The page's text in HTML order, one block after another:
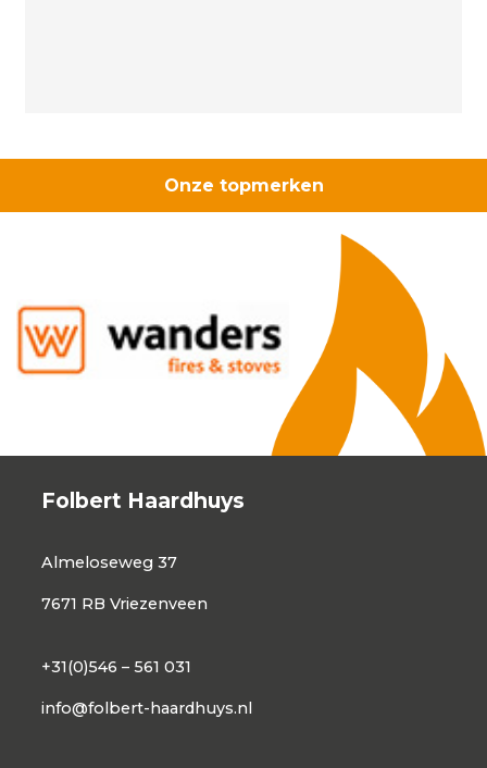
Onze topmerken
Folbert Haardhuys
Almeloseweg 37
7671 RB Vriezenveen
+31(0)546 – 561 031
info@folbert-haardhuys.nl